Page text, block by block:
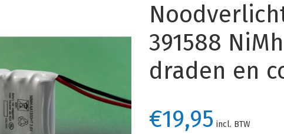
391588
draden en
€19,95 incl. BTW